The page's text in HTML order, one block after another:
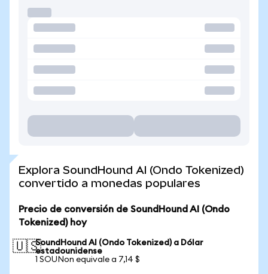
Explora SoundHound AI (Ondo Tokenized)
convertido a monedas populares
Precio de conversión de SoundHound AI (Ondo
Tokenized) hoy
🇺🇸SoundHound AI (Ondo Tokenized) a Dólar
estadounidense
1 SOUNon equivale a 7,14 $